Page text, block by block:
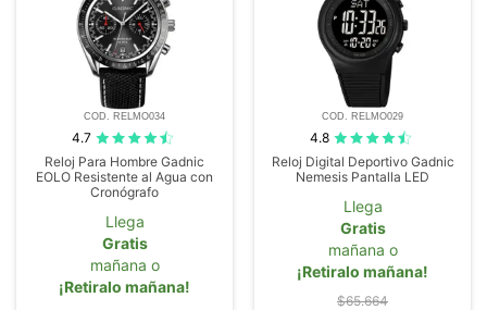
COD. RELMO034
4.7
Reloj Para Hombre Gadnic
EOLO Resistente al Agua con
Cronógrafo
Llega
Gratis
mañana o
¡Retiralo mañana!
COD. RELMO029
4.8
Reloj Digital Deportivo Gadnic
Nemesis Pantalla LED
Llega
Gratis
mañana o
¡Retiralo mañana!
$65.664